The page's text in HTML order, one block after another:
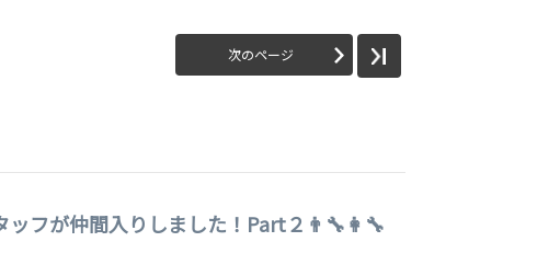
次のページ
ッフが仲間入りしました！Part２👨‍🔧👩‍🔧